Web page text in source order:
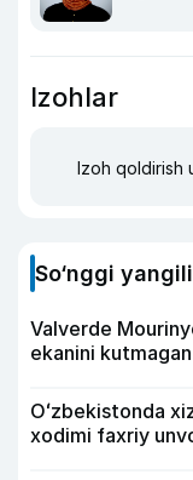
Izohlar
Izoh qoldirish
So‘nggi
Valverde
ekanini
Oʻzbekistonda
xodimi faxriy